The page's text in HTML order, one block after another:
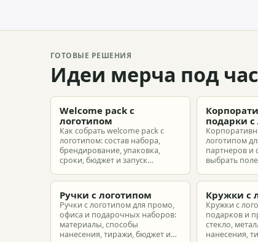
ГОТОВЫЕ РЕШЕНИЯ
Идеи мерча под
Welcome pack с
логотипом
Как собрать welcome pack с
логотипом: состав набора,
брендирование, упаковка,
сроки, бюджет и запуск
новых сотрудников.
подарки
логотипом
партнеров и
выбрать
подготовить
Ручки с логотипом
Ручки с логотипом для промо,
офиса и подарочных наборов:
материалы, способы
нанесения, тиражи, бюджет и
Кружки с
Кружки с
подарков и
стекло,
нанесения,